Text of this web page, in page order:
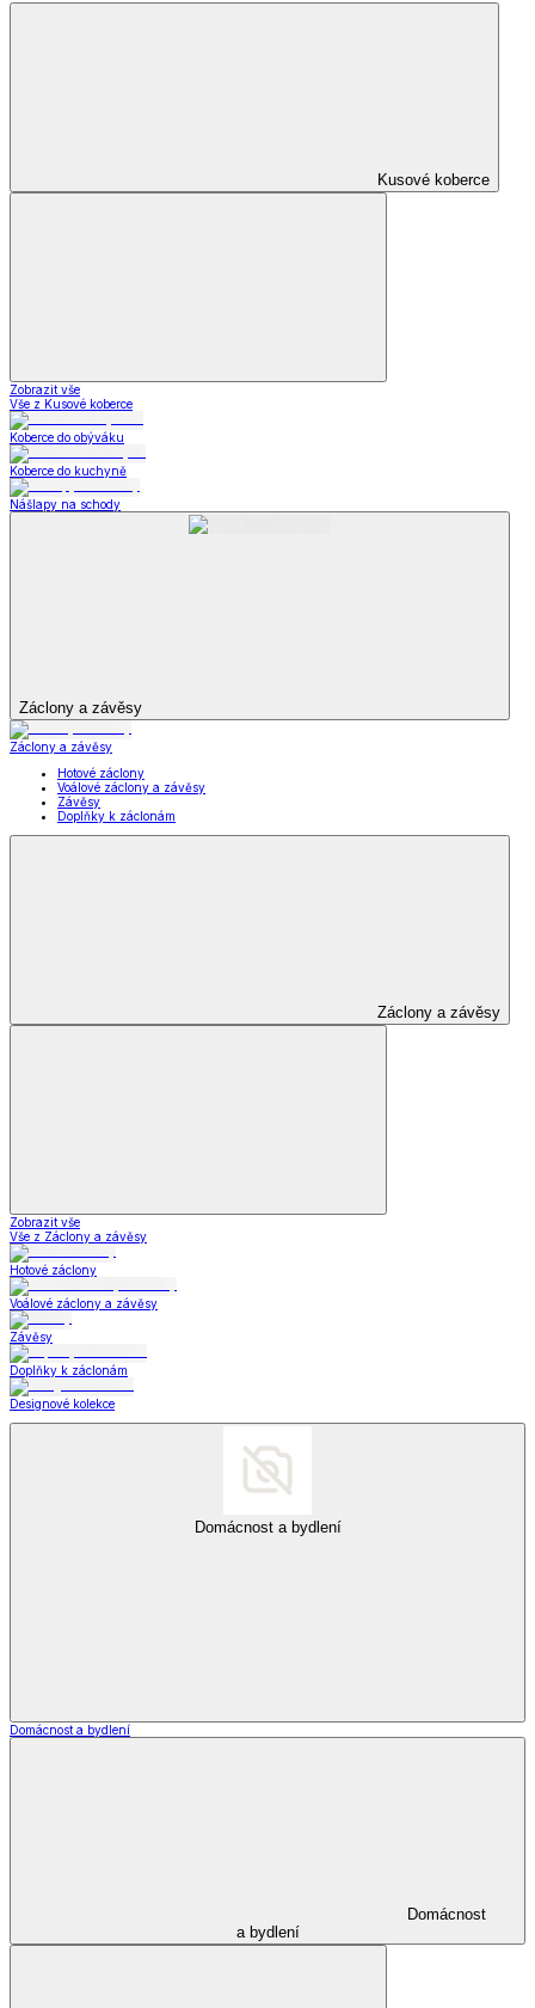
Kusové koberce
Zobrazit vše
Vše z Kusové koberce
Koberce do obýváku
Koberce do kuchyně
Nášlapy na schody
Záclony a závěsy
Záclony a závěsy
Hotové záclony
Voálové záclony a závěsy
Závěsy
Doplňky k záclonám
Záclony a závěsy
Zobrazit vše
Vše z Záclony a závěsy
Hotové záclony
Voálové záclony a závěsy
Závěsy
Doplňky k záclonám
Designové kolekce
Domácnost a bydlení
Domácnost a bydlení
Domácnost
a bydlení